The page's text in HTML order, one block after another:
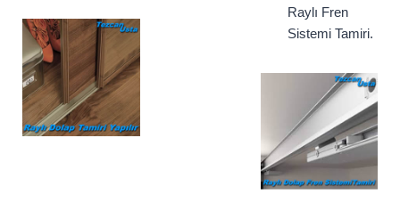
Raylı Fren
Sistemi Tamiri.